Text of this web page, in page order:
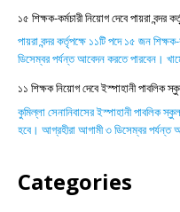
১৫ শিক্ষক-কর্মচারী নিয়োগ দেবে পায়রা বন্দর
পায়রা বন্দর কর্তৃপক্ষে ১১টি পদে ১৫ জন
ডিসেম্বর পর্যন্ত আবেদন করতে পারবেন।
১১ শিক্ষক নিয়োগ দেবে ইস্পাহানী পাবলিক
কুমিল্লা সেনানিবাসের ইস্পাহানী পাবলিক
হবে। আগ্রহীরা আগামী ৩ ডিসেম্বর পর্যন্ত
Categories